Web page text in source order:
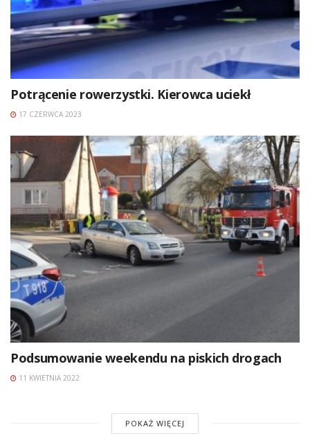
Potrącenie rowerzystki. Kierowca uciekł
17 CZERWCA 2023
Podsumowanie weekendu na piskich drogach
11 KWIETNIA 2022
POKAŻ WIĘCEJ